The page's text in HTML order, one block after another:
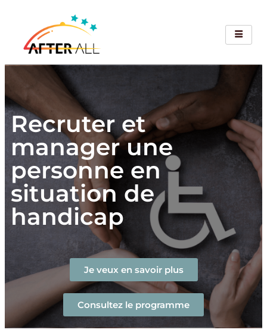
Recruter et
manager une
personne en
situation de
handicap
Je veux en savoir plus
Consultez le programme